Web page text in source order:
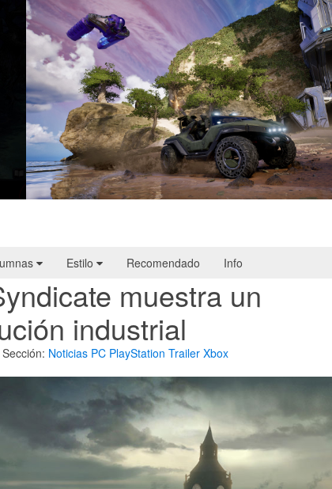
Estilo Recomendado Info
muestra un
industrial
Sección: Noticias PC PlayStation Trailer Xbox